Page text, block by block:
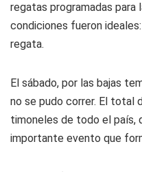
regatas programadas
condiciones fueron
regata.
El sábado, por las bajas
no se pudo correr. El total
timoneles de todo el país,
importante evento que